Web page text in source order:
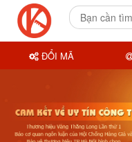
ĐỔI MÃ